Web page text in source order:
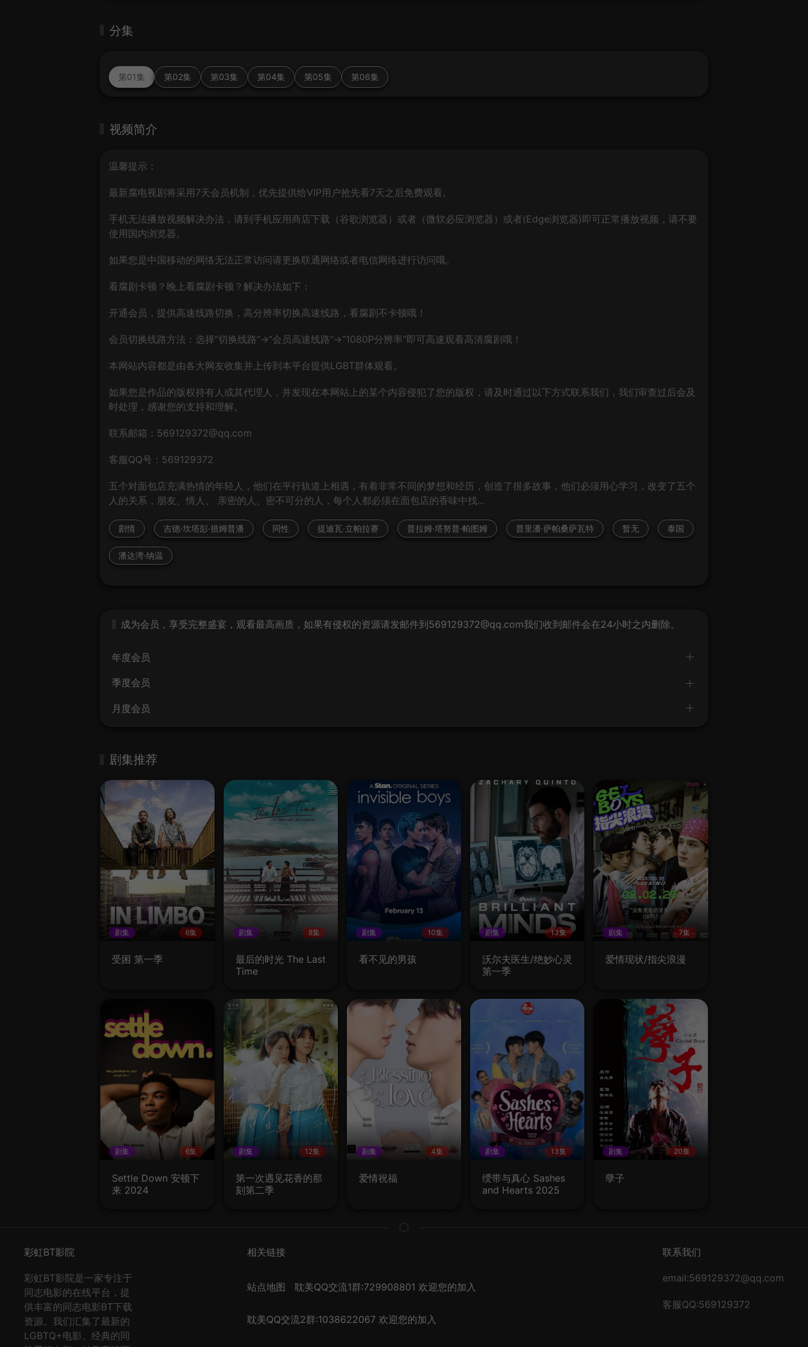
分集
第01集 第02集 第03集 第04集 第05集 第06集
视频简介
温馨提示：
最新腐电视剧将采用7天会员机制，优先提供给VIP用户抢先看7天之后免费观看。
手机无法播放视频解决办法，请到手机应用商店下载（谷歌浏览器）或者（微软必应浏览器）或者(Edge浏览器)即可正常播放视频，请不要
使用国内浏览器。
如果您是中国移动的网络无法正常访问请更换联通网络或者电信网络进行访问哦。
看腐剧卡顿？晚上看腐剧卡顿？解决办法如下：
开通会员，提供高速线路切换，高分辨率切换高速线路，看腐剧不卡顿哦！
会员切换线路方法：选择“切换线路”→“会员高速线路”→“1080P分辨率”即可高速观看高清腐剧哦！
本网站内容都是由各大网友收集并上传到本平台提供LGBT群体观看。
如果您是作品的版权持有人或其代理人，并发现在本网站上的某个内容侵犯了您的版权，请及时通过以下方式联系我们，我们审查过后会及
时处理，感谢您的支持和理解。
联系邮箱：569129372@qq.com
客服QQ号：569129372
五个对面包店充满热情的年轻人，他们在平行轨道上相遇，有着非常不同的梦想和经历，创造了很多故事，他们必须用心学习，改变了五个
人的关系，朋友、情人、 亲密的人、密不可分的人，每个人都必须在面包店的香味中找...
剧情 吉德·坎塔彭·措姆普潘 同性 提迪瓦·立帕拉赛 普拉姆·塔努普·帕图姆 普里潘·萨帕桑萨瓦特 暂无 泰国
潘达湾·纳温
成为会员，享受完整盛宴，观看最高画质，如果有侵权的资源请发邮件到569129372@qq.com我们收到邮件会在24小时之内删除。
年度会员
季度会员
月度会员
剧集推荐
剧集 6集
受困 第一季
剧集 8集
最后的时光 The Last
Time
剧集 10集
看不见的男孩
剧集 13集
沃尔夫医生/绝妙心灵
第一季
剧集 7集
爱情现状/指尖浪漫
剧集 6集
Settle Down 安顿下
来 2024
剧集 12集
第一次遇见花香的那
刻第二季
剧集 4集
爱情祝福
剧集 13集
绶带与真心 Sashes
and Hearts 2025
剧集 20集
孽子
彩虹BT影院
彩虹BT影院是一家专注于
同志电影的在线平台，提
供丰富的同志电影BT下载
资源。我们汇集了最新的
LGBTQ+电影、经典的同
相关链接
站点地图 耽美QQ交流1群:729908801 欢迎您的加入
耽美QQ交流2群:1038622067 欢迎您的加入
联系我们
email:569129372@qq.com
客服QQ:569129372